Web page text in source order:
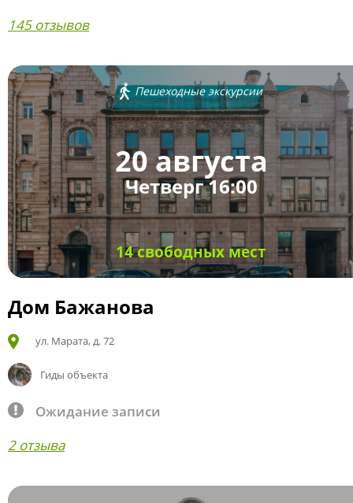
145 отзывов
Пешеходные экскурсии
20 августа
Четверг 16:00
14 свободных мест
Дом Бажанова
ул. Марата, д. 72
Гиды объекта
Ожидание записи
2 отзыва